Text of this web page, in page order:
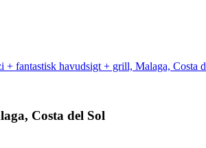
fantastisk havudsigt + grill, Malaga, Costa
Costa del Sol